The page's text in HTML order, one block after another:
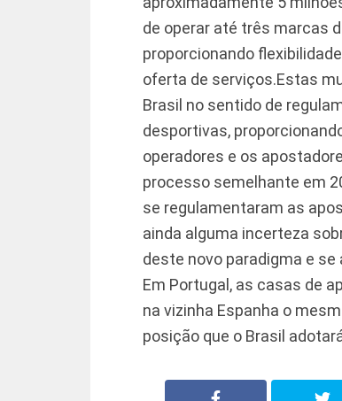
de operar até três marcas
proporcionando
oferta de serviços.Estas
Brasil no sentido de
desportivas,
operadores e os
processo semelhante em
se regulamentaram as
ainda alguma incerteza
deste novo paradigma e
Em Portugal, as casas de
na vizinha Espanha o
posição que o Brasil